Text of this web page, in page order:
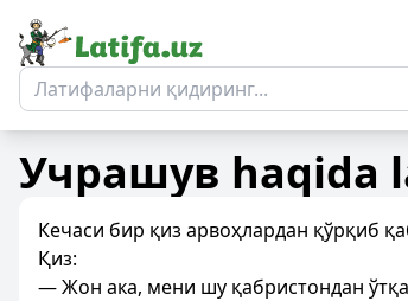
Учрашув haqida
Кечаси бир қиз арвоҳлардан қўрқиб
Қиз:
— Жон ака, мeни шу қабристондан